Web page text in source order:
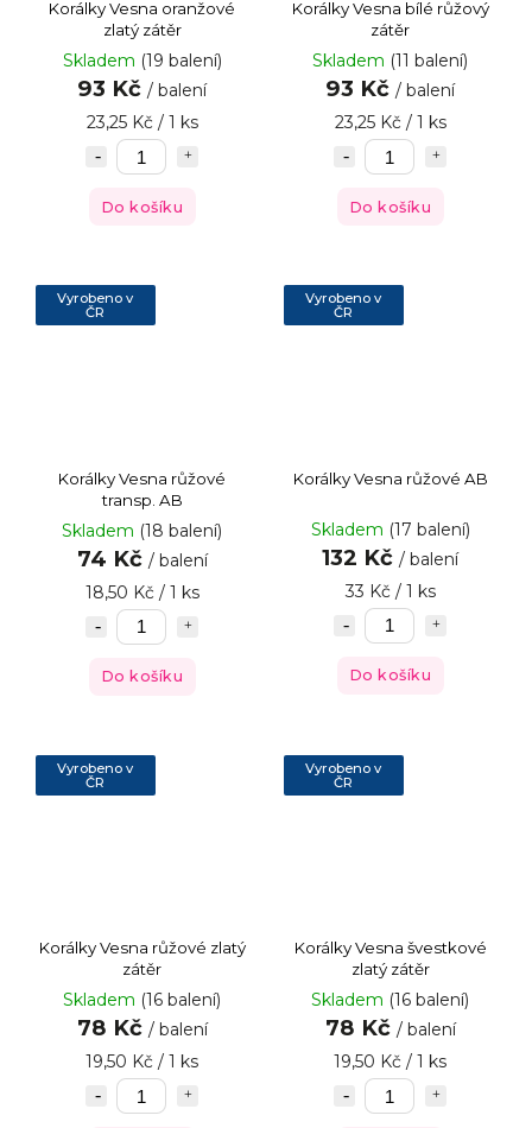
Korálky Vesna oranžové
zlatý zátěr
Skladem (19 balení)
93 Kč / balení
23,25 Kč / 1 ks
Do košíku
Korálky Vesna bílé růžový
zátěr
Skladem (11 balení)
93 Kč / balení
23,25 Kč / 1 ks
Do košíku
Vyrobeno v
ČR
Korálky Vesna růžové
transp. AB
Skladem (18 balení)
74 Kč / balení
18,50 Kč / 1 ks
Do košíku
Vyrobeno v
ČR
Korálky Vesna růžové AB
Skladem (17 balení)
132 Kč / balení
33 Kč / 1 ks
Do košíku
Vyrobeno v
ČR
Korálky Vesna růžové zlatý
zátěr
Skladem (16 balení)
78 Kč / balení
19,50 Kč / 1 ks
Vyrobeno v
ČR
Korálky Vesna švestkové
zlatý zátěr
Skladem (16 balení)
78 Kč / balení
19,50 Kč / 1 ks